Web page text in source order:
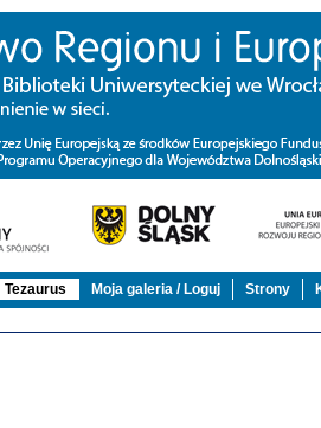
Tezaurus Moja galeria / Loguj Strony